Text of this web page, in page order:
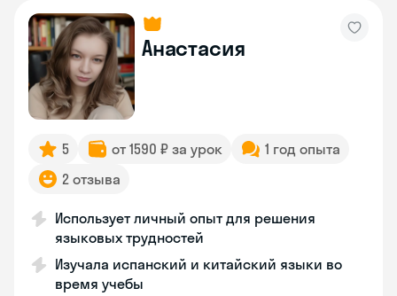
Анастасия
5 от 1590 ₽ за урок
1 год опыта
2 отзыва
Использует личный опыт для решения
языковых трудностей
Изучала испанский и китайский языки во
время учебы